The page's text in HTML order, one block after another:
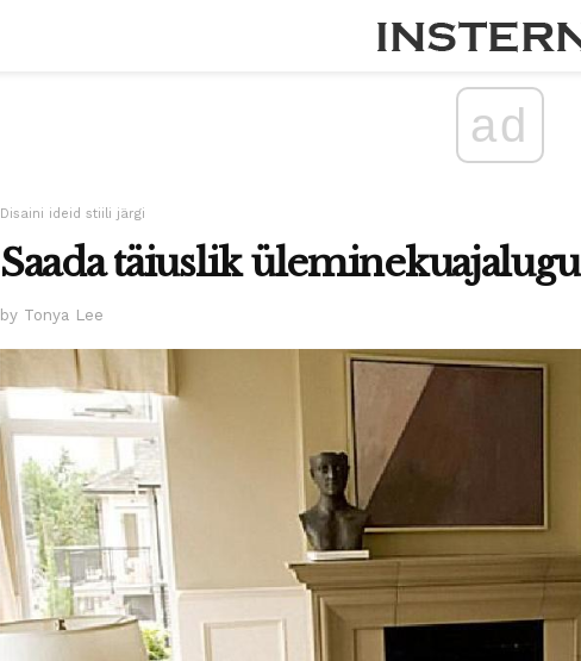
ad
Disaini ideid stiili järgi
Saada täiuslik üleminekuajalugu
by Tonya Lee